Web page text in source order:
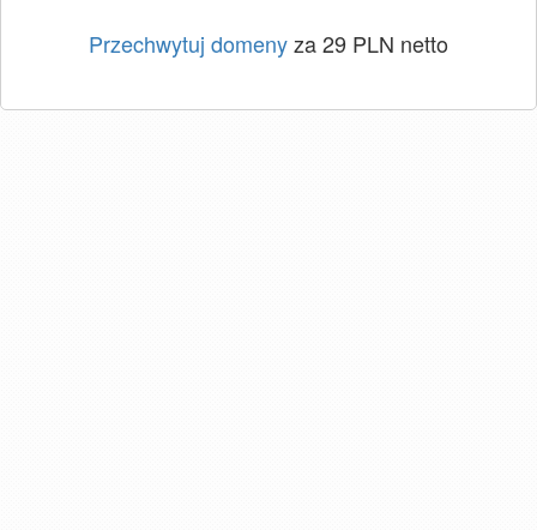
Przechwytuj domenyza 29 PLN netto